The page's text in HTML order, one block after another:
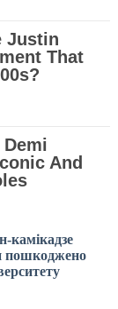
камікадзе
пошкоджено